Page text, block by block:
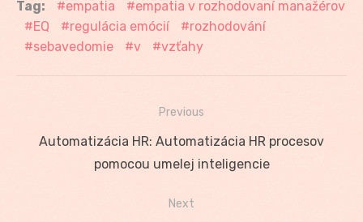
Tag: empatia
empatia v rozhodovaní manažérov
EQ
regulácia emócií
rozhodování
sebavedomie
v vzťahy
Navigácia
Previous
Previous
Automatizácia HR: Automatizácia HR procesov
pomocou umelej inteligencie
Next